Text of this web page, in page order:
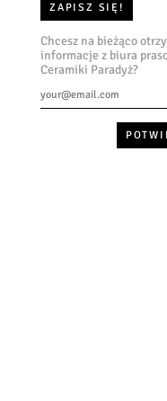
ZAPISZ SIĘ!
Chcesz na bieżąco
informacje z biura
Ceramiki Paradyż?